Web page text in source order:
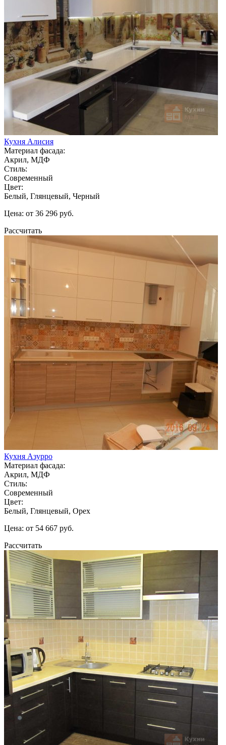
Кухня Алисия
Материал фасада:
Акрил, МДФ
Стиль:
Современный
Цвет:
Белый, Глянцевый, Черный
Цена: от 36 296 руб.
Рассчитать
Кухня Азурро
Материал фасада:
Акрил, МДФ
Стиль:
Современный
Цвет:
Белый, Глянцевый, Орех
Цена: от 54 667 руб.
Рассчитать